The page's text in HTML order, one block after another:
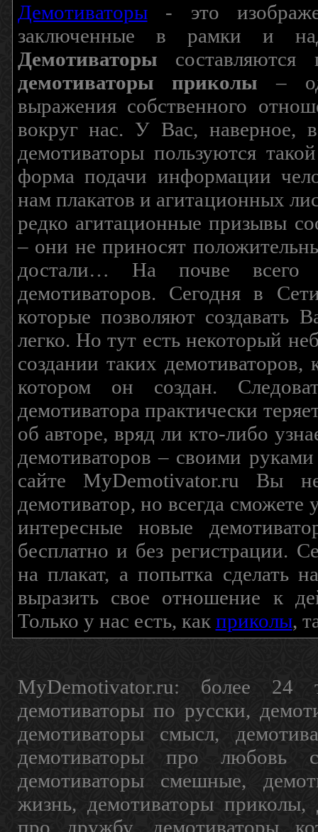
Демотиваторы- это
заключенные в рамки и
Демотиваторы составляются
демотиваторы приколы –
выражения собственного
вокруг нас. У Вас, наверное,
демотиваторы пользуются
форма подачи информации
нам плакатов и агитационных
редко агитационные призывы
– они не приносят
достали… На почве всего
демотиваторов. Сегодня в
которые позволяют создавать
легко. Но тут есть некоторый
создании таких
котором он создан.
демотиватора практически
об авторе, вряд ли кто-либо
демотиваторов – своими
сайте MyDemotivator.ru Вы
демотиватор, но всегда сможете
интересные новые
бесплатно и без регистрации.
на плакат, а попытка
выразить свое отношение к
Только у нас есть, как приколы,
MyDemotivator.ru: более 24
демотиваторы по русски,
демотиваторы смысл,
демотиваторы про любовь
демотиваторы смешные,
жизнь, демотиваторы приколы,
про дружбу, демотиваторы